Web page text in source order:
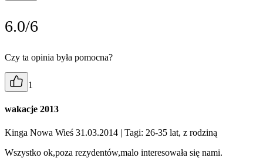
6.0/6
Czy ta opinia była pomocna?
1
wakacje 2013
Kinga Nowa Wieś 31.03.2014 | Tagi: 26-35 lat, z rodziną
Wszystko ok,poza rezydentów,malo interesowała się nami.